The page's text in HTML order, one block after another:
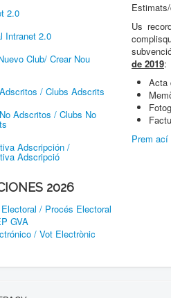
2.0
Intranet 2.0
Club/ Crear Nou
/ Clubs Adscrits
Adscritos / Clubs No
Adscripción /
Adscripció
2026
/ Procés Electoral
GVA
/ Vot Electrònic
Us
de 2019:
Acta
Prem ací